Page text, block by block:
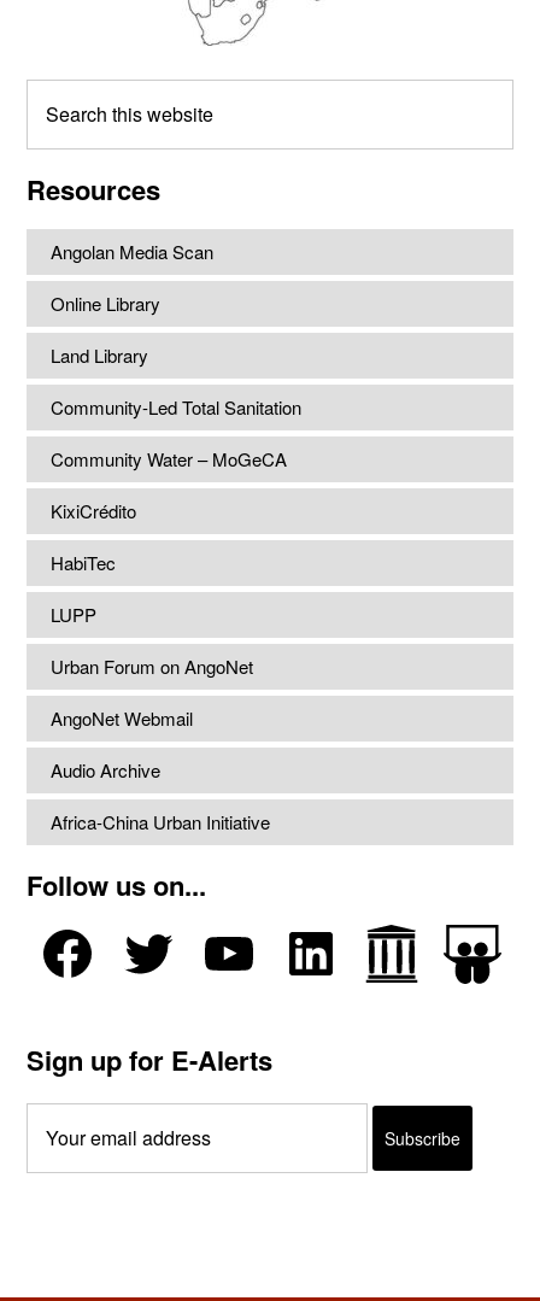
this
Resources
Angolan Media Scan
Online Library
Land Library
Community-Led Total Sanitation
Community Water – MoGeCA
KixiCrédito
HabiTec
LUPP
Urban Forum on AngoNet
AngoNet Webmail
Audio Archive
Africa-China Urban Initiative
Follow us on...
Sign up for E-Alerts